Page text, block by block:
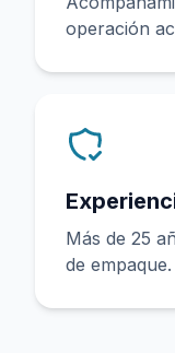
operación
Más de 25
de empaque.